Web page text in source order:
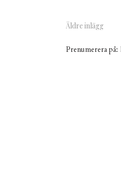
Äldre inlägg
Prenumerera på: